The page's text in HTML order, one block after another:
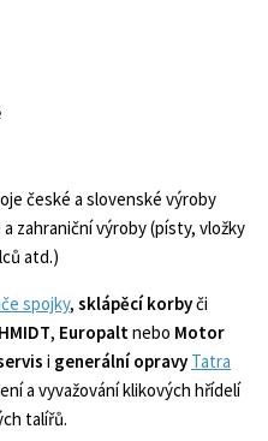
české a slovenské výroby
zahraniční výroby (písty, vložky
atd.)
spojky, sklápěcí korbyči
, Europalt nebo Motor
i generální opravy Tatra
a vyvažování klikových hřídelí
talířů.